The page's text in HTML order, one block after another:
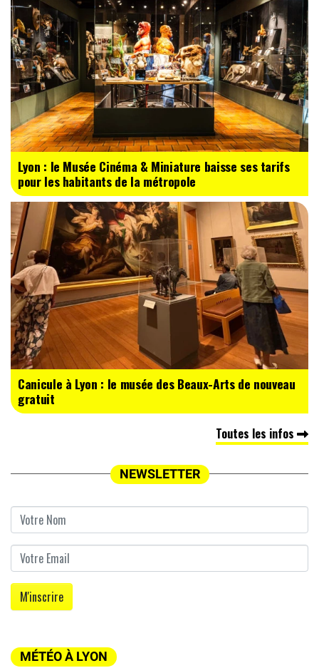
Lyon : le Musée Cinéma & Miniature baisse ses tarifs
pour les habitants de la métropole
Canicule à Lyon : le musée des Beaux-Arts de nouveau
gratuit
Toutes les infos
NEWSLETTER
MÉTÉO À LYON